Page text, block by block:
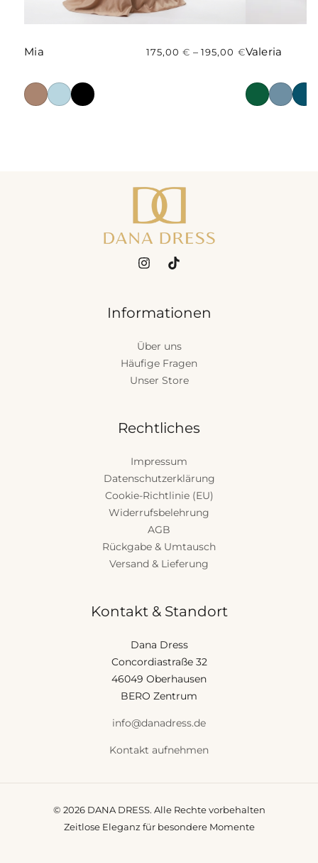
Mia 175,00 € –195,00 €Valeria
Informationen
Über uns
Häufige Fragen
Unser Store
Rechtliches
Impressum
Datenschutzerklärung
Cookie-Richtlinie (EU)
Widerrufsbelehrung
AGB
Rückgabe & Umtausch
Versand & Lieferung
Kontakt & Standort
Dana Dress
Concordiastraße 32
46049 Oberhausen
BERO Zentrum
info@danadress.de
Kontakt aufnehmen
© 2026 DANA DRESS. Alle Rechte vorbehalten
Zeitlose Eleganz für besondere Momente